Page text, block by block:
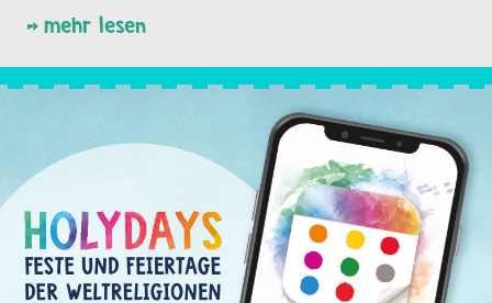
mehr lesen